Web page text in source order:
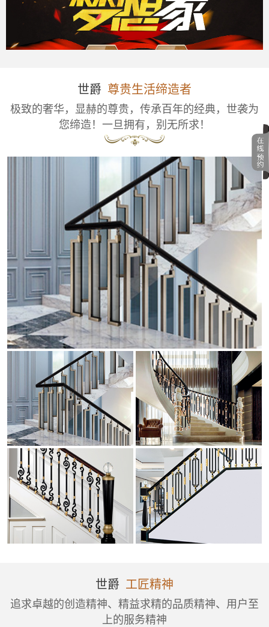
世爵 尊贵生活缔造者
极致的奢华，显赫的尊贵，传承百年的经典，世袭为
您缔造！一旦拥有，别无所求！
世爵 工匠精神
追求卓越的创造精神、精益求精的品质精神、用户至
上的服务精神